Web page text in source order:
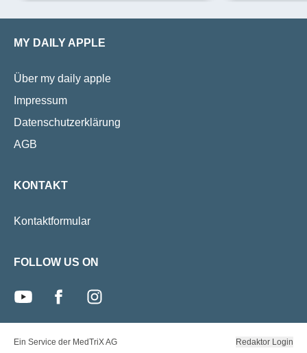
haben. Margrit Simeon ist eine der
MY DAILY APPLE
Über my daily apple
Impressum
Datenschutzerklärung
AGB
KONTAKT
Kontaktformular
FOLLOW US ON
youtube facebookinstagram
Ein Service der MedTriX AG Redaktor Login